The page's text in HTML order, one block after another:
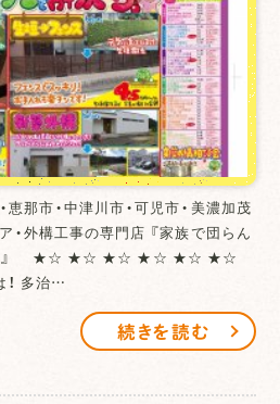
恵那市・中津川市・可児市・美濃加茂
・外構工事の専門店 『家族で団らん
くり』 ★☆ ★☆ ★☆ ★☆ ★☆ ★☆
多治…
続きを読む